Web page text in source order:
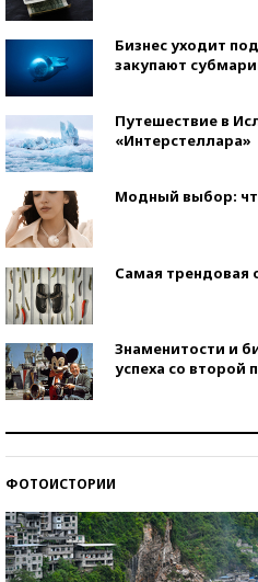
Бизнес уходит
закупают
Путешествие в
«Интерстеллара»
Модный выбор:
Самая трендовая
Знаменитости и
успеха со второй
ФОТОИСТОРИИ